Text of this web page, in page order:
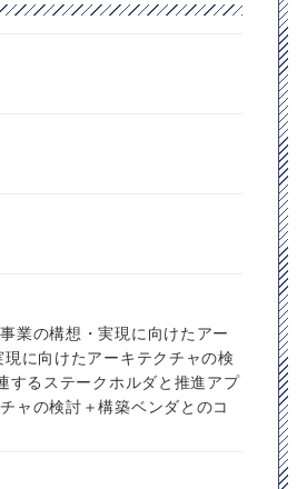
業の構想・実現に向けたアー
に向けたアーキテクチャの検
するステークホルダと推進アプ
ャの検討＋構築ベンダとのコ